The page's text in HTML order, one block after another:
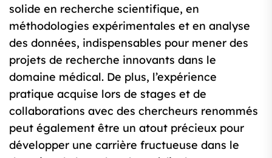
solide en recherche scientifique, en
méthodologies expérimentales et en analyse
des données, indispensables pour mener des
projets de recherche innovants dans le
domaine médical. De plus, l’expérience
pratique acquise lors de stages et de
collaborations avec des chercheurs renommés
peut également être un atout précieux pour
développer une carrière fructueuse dans le